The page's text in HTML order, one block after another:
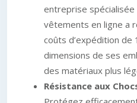
entreprise
vêtements en ligne a
coûts d’expédition de
dimensions de ses
des matériaux plus
Résistance aux